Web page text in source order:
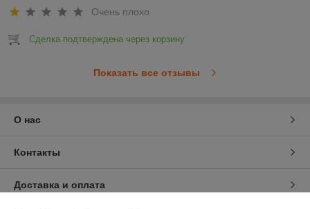
Очень плохо
Сделка подтверждена через корзину
Показать все отзывы
О нас
Контакты
Доставка и оплата